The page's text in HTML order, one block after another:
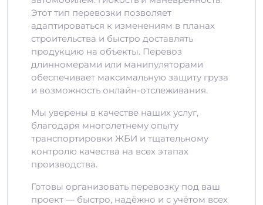
Этот тип перевозки позволяет
адаптироваться к изменениям в планах
строительства и быстро доставлять
продукцию на объекты. Перевоз
длинномерами или манипуляторами
обеспечивает максимальную защиту груза
и возможность онлайн-отслеживания.
Мы уверены в качестве наших услуг,
благодаря многолетнему опыту
транспортировки ЖБИ и тщательному
контролю качества на всех этапах
производства.
Готовы организовать перевозку под ваш
проект — быстро, надёжно и с учётом всех